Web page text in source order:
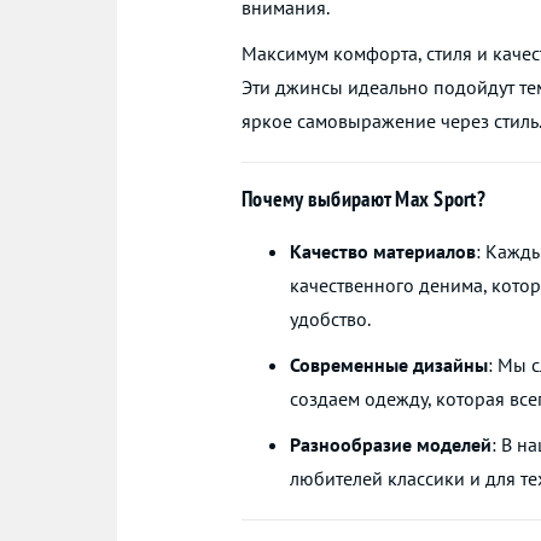
внимания.
Максимум комфорта, стиля и
Эти джинсы идеально подойдут
яркое самовыражение через стиль.
Почему выбирают Max Sport?
Качество материалов:
качественного денима,
удобство.
Современные дизайны: Мы
создаем одежду, которая
Разнообразие моделей: В
любителей классики и для